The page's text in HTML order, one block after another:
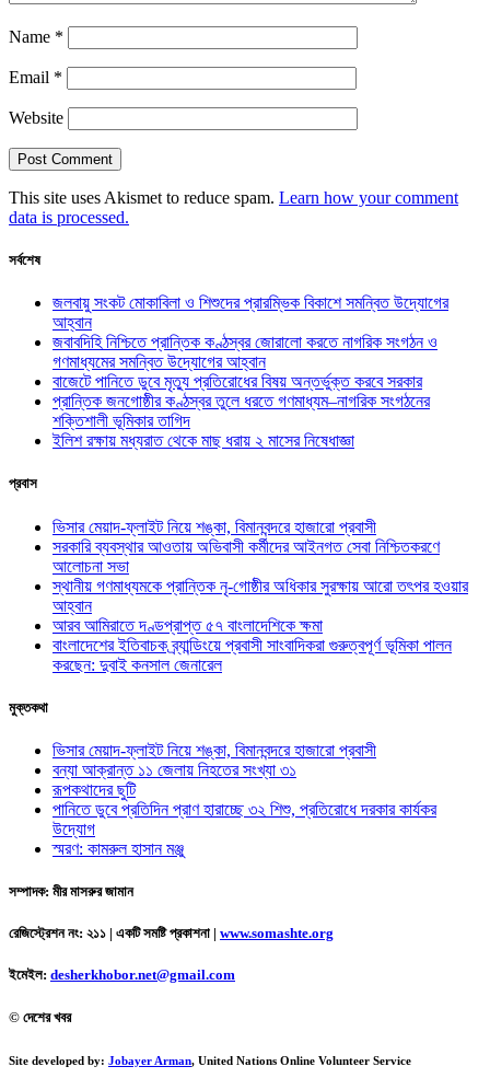
Name *
Email *
Website
This site uses Akismet to reduce spam. Learn how your comment
data is processed.
সর্বশেষ
জলবায়ু সংকট মোকাবিলা ও শিশুদের প্রারম্ভিক বিকাশে সমন্বিত উদ্যোগের
আহ্বান
জবাবদিহি নিশ্চিতে প্রান্তিক কণ্ঠস্বর জোরালো করতে নাগরিক সংগঠন ও
গণমাধ্যমের সমন্বিত উদ্যোগের আহ্বান
বাজেটে পানিতে ডুবে মৃত্যু প্রতিরোধের বিষয় অন্তর্ভুক্ত করবে সরকার
প্রান্তিক জনগোষ্ঠীর কণ্ঠস্বর তুলে ধরতে গণমাধ্যম–নাগরিক সংগঠনের
শক্তিশালী ভূমিকার তাগিদ
ইলিশ রক্ষায় মধ্যরাত থেকে মাছ ধরায় ২ মাসের নিষেধাজ্ঞা
প্রবাস
ভিসার মেয়াদ-ফ্লাইট নিয়ে শঙ্কা, বিমানবন্দরে হাজারো প্রবাসী
সরকারি ব্যবস্থার আওতায় অভিবাসী কর্মীদের আইনগত সেবা নিশ্চিতকরণে
আলোচনা সভা
স্থানীয় গণমাধ্যমকে প্রান্তিক নৃ-গোষ্ঠীর অধিকার সুরক্ষায় আরো তৎপর হওয়ার
আহ্বান
আরব আমিরাতে দণ্ডপ্রাপ্ত ৫৭ বাংলাদেশিকে ক্ষমা
বাংলাদেশের ইতিবাচক ব্র্যান্ডিংয়ে প্রবাসী সাংবাদিকরা গুরুত্বপূর্ণ ভূমিকা পালন
করছেন: দুবাই কনসাল জেনারেল
মুক্তকথা
ভিসার মেয়াদ-ফ্লাইট নিয়ে শঙ্কা, বিমানবন্দরে হাজারো প্রবাসী
বন্যা আক্রান্ত ১১ জেলায় নিহতের সংখ্যা ৩১
রূপকথাদের ছুটি
পানিতে ডুবে প্রতিদিন প্রাণ হারাচ্ছে ৩২ শিশু, প্রতিরোধে দরকার কার্যকর
উদ্যোগ
স্মরণ: কামরুল হাসান মঞ্জু
সম্পাদক: মীর মাসরুর জামান
রেজিস্ট্রেশন নং: ২১১ | একটি সমষ্টি প্রকাশনা | www.somashte.org
ইমেইল: desherkhobor.net@gmail.com
© দেশের খবর
Site developed by: Jobayer Arman, United Nations Online Volunteer Service